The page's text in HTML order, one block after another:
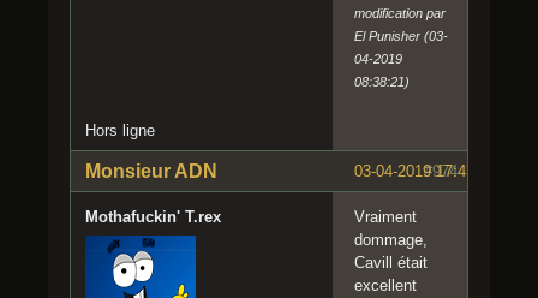
modification par
El Punisher (03-
04-2019
08:38:21)
Hors ligne
#974
03-04-2019 17:43:10
Monsieur ADN
Mothafuckin' T.rex
Vraiment
dommage,
Cavill était
excellent